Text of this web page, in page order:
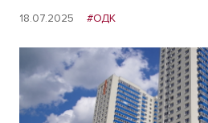
18.07.2025 #ОДК